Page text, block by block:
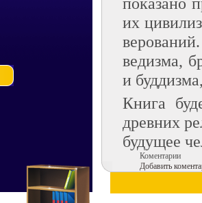
их
ведизма,
и
Книга
древних
будущее
Коментарии
Добавить